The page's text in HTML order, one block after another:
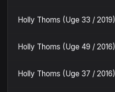
Holly Thoms (Uge 33 / 2019)
Holly Thoms (Uge 49 / 2016)
Holly Thoms (Uge 37 / 2016)